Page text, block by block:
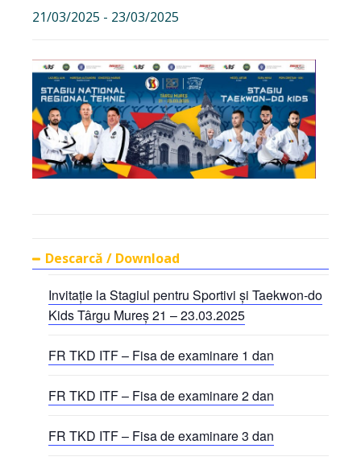
21/03/2025 - 23/03/2025
Descarcă / Download
Invitație la Stagiul pentru Sportivi și Taekwon-do
Kids Târgu Mureș 21 – 23.03.2025
FR TKD ITF – Fisa de examinare 1 dan
FR TKD ITF – Fisa de examinare 2 dan
FR TKD ITF – Fisa de examinare 3 dan